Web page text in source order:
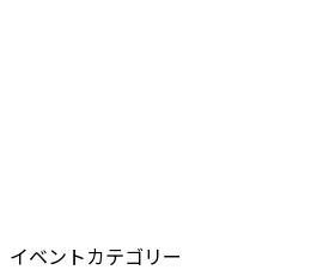
イベントカテゴリー